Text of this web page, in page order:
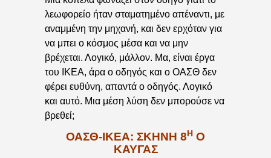
λεωφορείο ήταν σταματημένο απέναντι, με
αναμμένη την μηχανή, και δεν ερχόταν για
να μπει ο κόσμος μέσα και να μην
βρέχεται. Λογικό, μάλλον. Μα, είναι έργα
του ΙΚΕΑ, άρα ο οδηγός και ο ΟΑΣΘ δεν
φέρει ευθύνη, απαντά ο οδηγός. Λογικό
και αυτό. Μια μέση λύση δεν μπορούσε να
βρεθεί;
ΟΑΣΘ-ΙΚΕΑ: ΣΚΗΝΉ 8Η Ο
ΚΑΥΓΆΣ